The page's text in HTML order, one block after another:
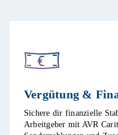
Vergütung &
Sichere dir finanzielle
Arbeitgeber mit AVR